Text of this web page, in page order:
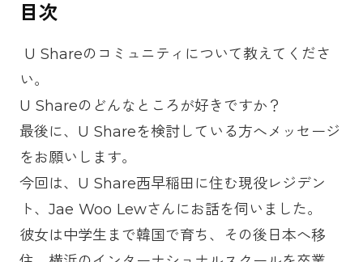
目次
U Shareのコミュニティについて教えてくださ
い。
U Shareのどんなところが好きですか？
最後に、U Shareを検討している方へメッセージ
をお願いします。
今回は、U Share西早稲田に住む現役レジデン
ト、Jae Woo Lewさんにお話を伺いました。
彼女は中学生まで韓国で育ち、その後日本へ移